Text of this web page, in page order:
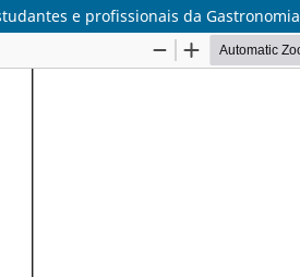
e profissionais da Gastronomia